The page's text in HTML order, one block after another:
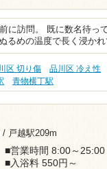
に訪問。 既に数名待っ
るめの温度で長く浸かれ
区 切り傷 品川区 冷え性
青物横丁駅
/ 戸越駅209m
■営業時間 8:00～25:00
■入浴料 550円～